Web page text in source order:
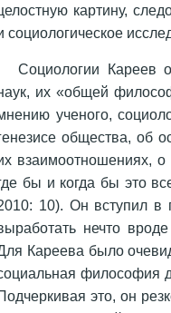
картину,
социологическое
Социологии Кареев
их «общей
ученого,
общества, об
взаимоотношениях,
бы и когда бы это
10). Он вступил в
нечто
Кареева было
философия
это, он